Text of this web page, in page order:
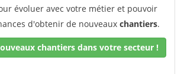
évoluer avec votre métier et pouvoir
d'obtenir de nouveaux chantiers.
chantiers dans votre secteur !